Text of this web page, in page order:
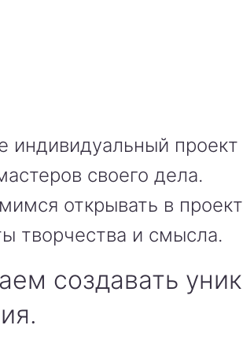
индивидуальный проект
своего дела.
открывать в
творчества и смысла.
создавать